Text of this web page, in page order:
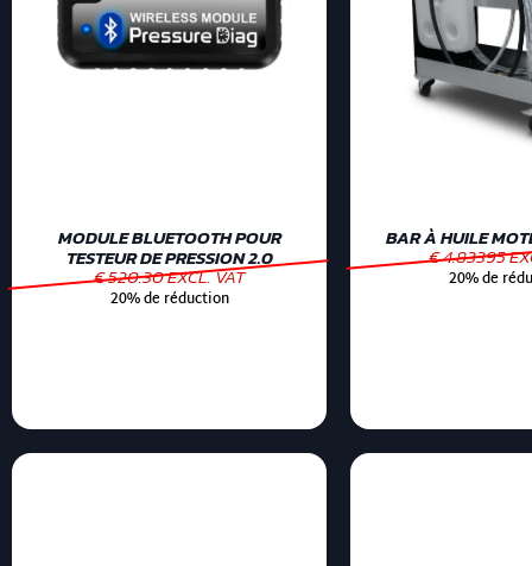
MODULE BLUETOOTH POUR
TESTEUR DE PRESSION 2.0
€ 520.30 EXCL. VAT
20% de réduction
BAR À HUILE
€ 4.83395
20% de